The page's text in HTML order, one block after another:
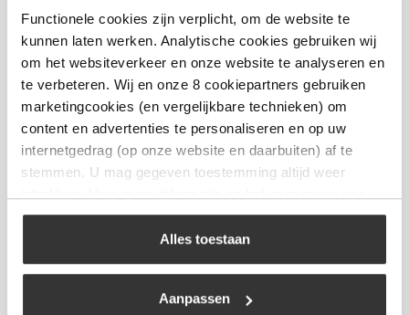
Functionele cookies zijn verplicht, om de website te
kunnen laten werken. Analytische cookies gebruiken wij
om het websiteverkeer en onze website te analyseren en
te verbeteren. Wij en onze 8 cookiepartners gebruiken
marketingcookies (en vergelijkbare technieken) om
content en advertenties te personaliseren en op uw
internetgedrag (op onze website en daarbuiten) af te
stemmen. U mag gegeven toestemming altijd weer
uw keuze op onze website verwijzen wij u naar ons
Alles toestaan
Aanpassen
€2.299,00
Bekijk